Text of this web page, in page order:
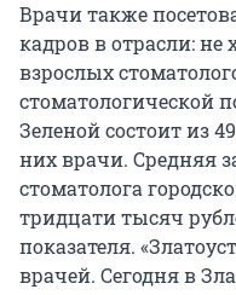
Врачи также
кадров в отрасли: не
взрослых
стоматологической
Зеленой состоит из
них врачи. Средняя
стоматолога
тридцати тысяч
показателя.
врачей. Сегодня в